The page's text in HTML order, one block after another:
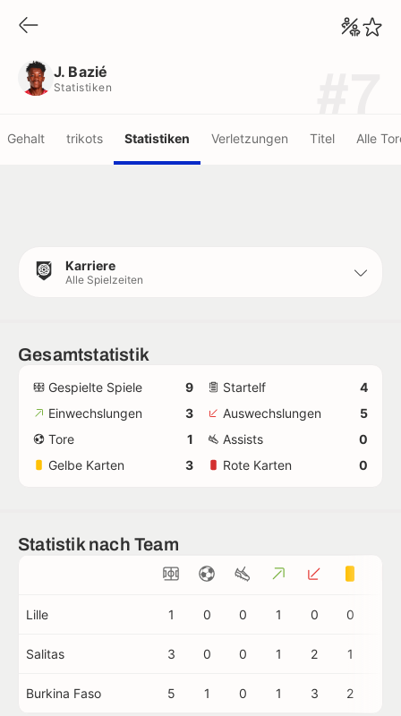
J. Bazié
Statistiken
Gehalt trikots Statistiken Verletzungen Titel Alle
Karriere
Alle Spielzeiten
Gesamtstatistik
Gespielte Spiele 9 Startelf
4
Einwechslungen
3 Auswechslungen
5
Tore
1 Assists
0
Gelbe Karten
3 Rote Karten 0
Statistik nach Team
Lille 1 0 0 1 0 0
Salitas 3 0 0 1 2 1
Burkina Faso 5 1 0 1 3 2